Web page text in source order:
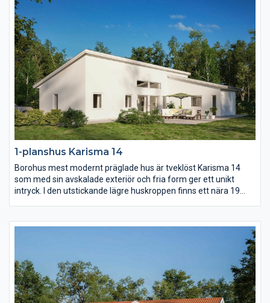
1-planshus Karisma 14
Borohus mest modernt präglade hus är tveklöst Karisma 14
som med sin avskalade exteriör och fria form ger ett unikt
intryck. I den utstickande lägre huskroppen finns ett nära 19
som en effekt av det höga snedtaket.